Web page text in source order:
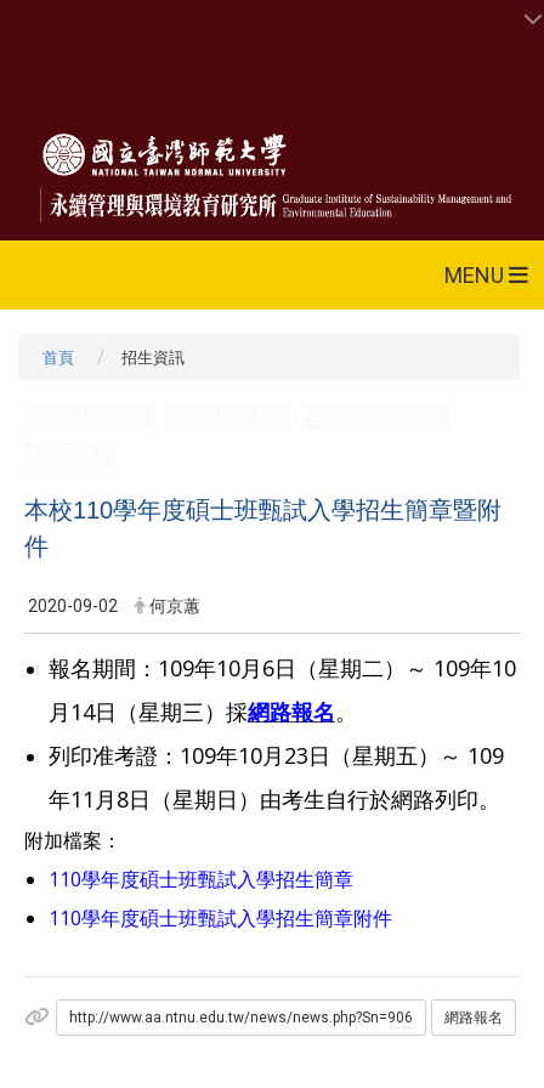
MENU
首頁 招生資訊
本校110學年度碩士班甄試入學招生簡章暨附
件
2020-09-02 何京蕙
報名期間：109年10月6日（星期二）～ 109年10
月14日（星期三）採網路報名。
列印准考證：109年10月23日（星期五）～ 109
年11月8日（星期日）由考生自行於網路列印。
附加檔案：
110學年度碩士班甄試入學招生簡章
110學年度碩士班甄試入學招生簡章附件
http://www.aa.ntnu.edu.tw/news/news.php?Sn=906 網路報名